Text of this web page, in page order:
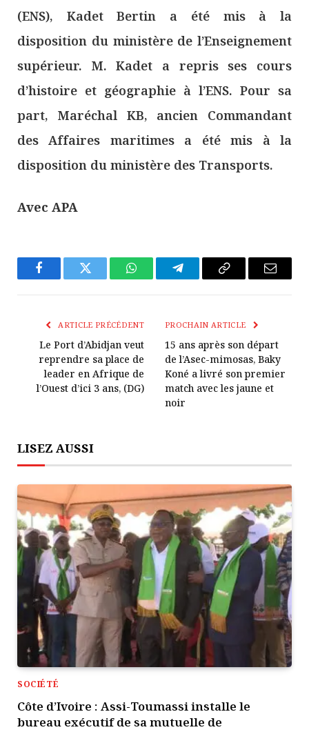
(ENS), Kadet Bertin a été mis à la
disposition du ministère de l’Enseignement
supérieur. M. Kadet a repris ses cours
d’histoire et géographie à l’ENS. Pour sa
part, Maréchal KB, ancien Commandant
des Affaires maritimes a été mis à la
disposition du ministère des Transports.
Avec APA
FacebookTwitter WhatsAppTélégrammeCopier
Lien
E-
ARTICLE PRÉCÉDENT
Le Port d’Abidjan veut
reprendre sa place de
leader en Afrique de
l’Ouest d’ici 3 ans, (DG)
PROCHAIN ARTICLE
15 ans après son départ
de l’Asec-mimosas, Baky
Koné a livré son premier
match avec les jaune et
noir
LISEZ AUSSI
SOCIÉTÉ
Côte d’Ivoire : Assi-Toumassi installe le
bureau exécutif de sa mutuelle de